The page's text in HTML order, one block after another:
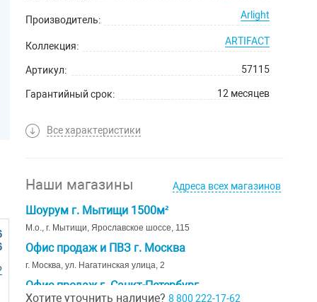
Производитель: Arlight
Коллекция: ARTIFACT
Артикул: 57115
Гарантийный срок: 12 месяцев
Все характеристики
Наши магазины Адреса всех магазинов
Шоурум г. Мытищи 1500м²
М.о., г. Мытищи, Ярославское шоссе, 115
Офис продаж и ПВЗ г. Москва
г. Москва, ул. Нагатинская улица, 2
Офис продаж г. Санкт-Петербург
Хотите уточнить наличие? 8 800 222-17-62